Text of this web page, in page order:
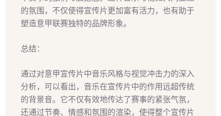
的氛围，不仅使得宣传片更加富有活力，也有助于
塑造意甲联赛独特的品牌形象。
总结：
通过对意甲宣传片中音乐风格与视觉冲击力的深入
分析，可以看出，音乐在宣传片中的作用远超传统
的背景音。它不仅有效地传达了赛事的紧张气氛，
还通过节奏、情感和氛围的渲染，使得整个宣传片